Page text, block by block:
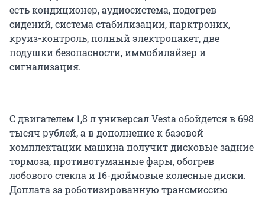
есть кондиционер, аудиосистема, подогрев
сидений, система стабилизации, парктроник,
круиз-контроль, полный электропакет, две
подушки безопасности, иммобилайзер и
сигнализация.
С двигателем 1,8 л универсал Vesta обойдется в 698
тысяч рублей, а в дополнение к базовой
комплектации машина получит дисковые задние
тормоза, противотуманные фары, обогрев
лобового стекла и 16-дюймовые колесные диски.
Доплата за роботизированную трансмиссию